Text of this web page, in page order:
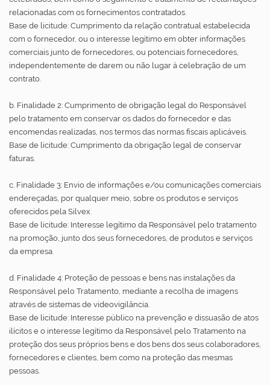
relacionadas com os fornecimentos contratados.
Base de licitude: Cumprimento da relação contratual estabelecida
com o fornecedor, ou o interesse legítimo em obter informações
comerciais junto de fornecedores, ou potenciais fornecedores,
independentemente de darem ou não lugar à celebração de um
contrato.
b. Finalidade 2: Cumprimento de obrigação legal do Responsável
pelo tratamento em conservar os dados do fornecedor e das
encomendas realizadas, nos termos das normas fiscais aplicáveis.
Base de licitude: Cumprimento da obrigação legal de conservar
faturas.
c. Finalidade 3: Envio de informações e/ou comunicações comerciais
endereçadas, por qualquer meio, sobre os produtos e serviços
oferecidos pela Silvex.
Base de licitude: Interesse legítimo da Responsável pelo tratamento
na promoção, junto dos seus fornecedores, de produtos e serviços
da empresa.
d. Finalidade 4: Proteção de pessoas e bens nas instalações da
Responsável pelo Tratamento, mediante a recolha de imagens
através de sistemas de videovigilância.
Base de licitude: Interesse público na prevenção e dissuasão de atos
ilícitos e o interesse legítimo da Responsável pelo Tratamento na
proteção dos seus próprios bens e dos bens dos seus colaboradores,
fornecedores e clientes, bem como na proteção das mesmas
pessoas.